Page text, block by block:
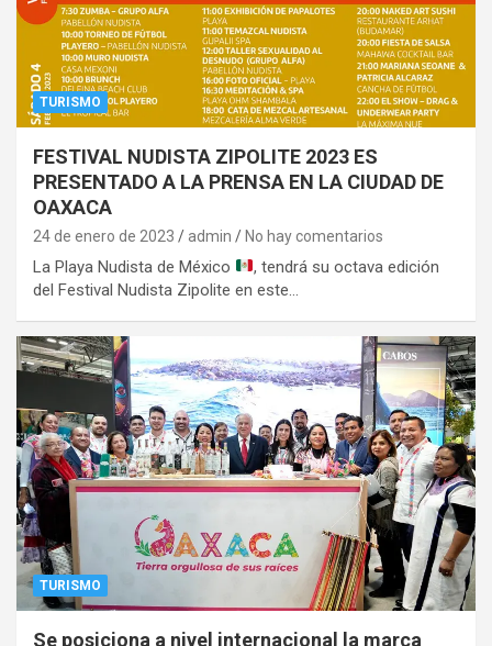
TURISMO
FESTIVAL NUDISTA ZIPOLITE 2023 ES
PRESENTADO A LA PRENSA EN LA CIUDAD DE
OAXACA
24 de enero de 2023 admin No hay comentarios
La Playa Nudista de México
, tendrá su octava edición
del Festival Nudista Zipolite en este…
TURISMO
Se posiciona a nivel internacional la marca